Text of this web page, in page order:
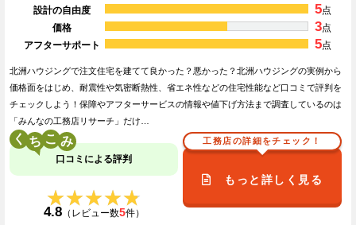
設計の自由度
5点
価格
3点
アフターサポート
5点
北洲ハウジングで注文住宅を建てて良かった？悪かった？北洲ハウジングの実例から
価格面をはじめ、耐震性や気密断熱性、省エネ性などの住宅性能など口コミで評判を
チェックしよう！保障やアフターサービスの情報や値下げ方法まで調査しているのは
「みんなの工務店リサーチ」だけ…
く こ
口コミによる評判
★★★★★
★★★★★
4.8（レビュー数5件）
工務店の詳細をチェック！
もっと詳しく見る